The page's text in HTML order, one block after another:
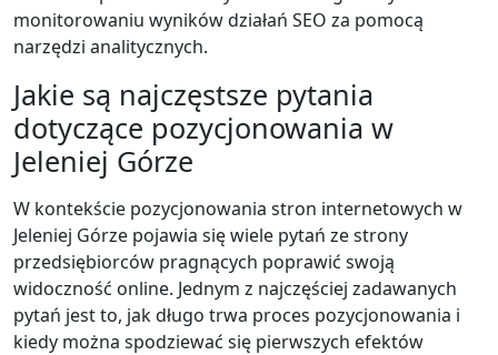
monitorowaniu wyników działań SEO za pomocą
narzędzi analitycznych.
Jakie są najczęstsze pytania
dotyczące pozycjonowania w
Jeleniej Górze
W kontekście pozycjonowania stron internetowych w
Jeleniej Górze pojawia się wiele pytań ze strony
przedsiębiorców pragnących poprawić swoją
widoczność online. Jednym z najczęściej zadawanych
pytań jest to, jak długo trwa proces pozycjonowania i
kiedy można spodziewać się pierwszych efektów